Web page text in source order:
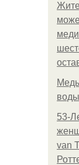
53-
van